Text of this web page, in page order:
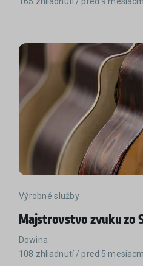
Výrobné služby
Majstrovstvo zvuku zo
Dowina
108 zhliadnutí / pred 5